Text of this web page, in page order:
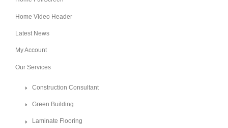
Home Video Header
Latest News
My Account
Our Services
Construction Consultant
Green Building
Laminate Flooring